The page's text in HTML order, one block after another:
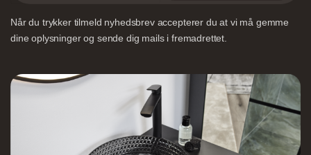
Når du trykker tilmeld nyhedsbrev accepterer du at vi må gemme
dine oplysninger og sende dig mails i fremadrettet.
Agerøvejk 27A, 8381 Tilst, Danmark
Vordingborg Køkkenet – Viborg